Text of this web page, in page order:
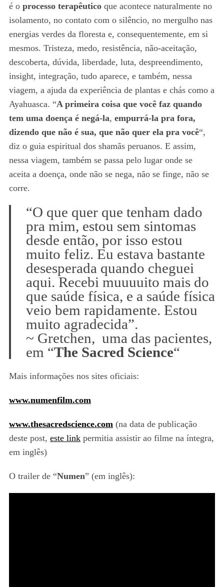
é o processo terapêuticoque acontece naturalmente no
isolamento, no contato com o silêncio, no mergulho nas
energias verdes da floresta e, consequentemente, em si
mesmos. Tristeza, medo, resistência, não-aceitação,
descoberta, dúvida, liberdade, luta, despreendimento,
insight, integração, tudo aparece, e também, nessa
viagem, a ajuda da experiência de plantas e chás como a
Ayahuasca. “A primeira coisa que você faz quando
tem uma doença é negá-la, empurrá-la pra fora,
dizendo que não é sua, que não quer ela pra você“,
diz o guia espiritual dos shamãs peruanos. E assim,
nessa viagem, também se passa pelo lugar onde se
aceita a doença, onde não se nega, não se finge, não se
corre.
“O que quer que tenham dado
pra mim, estou sem sintomas
desde então, por isso estou
muito feliz. Eu estava bastante
desesperada quando cheguei
aqui. Recebi muuuuito mais do
que saúde física, e a saúde física
veio bem rapidamente. Estou
muito agradecida”.
~ Gretchen, uma das pacientes,
em “The Sacred Science“
Mais informações nos sites oficiais:
www.numenfilm.com
www.thesacredscience.com (na data de publicação
deste post, este linkpermitia assistir ao filme na íntegra,
em inglês)
O trailer de “Numen” (em inglês):